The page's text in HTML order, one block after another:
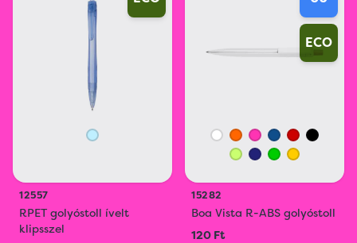
12557
RPET golyóstoll ívelt
klipsszel
ECO
15282
Boa Vista R-ABS golyóstoll
120 Ft